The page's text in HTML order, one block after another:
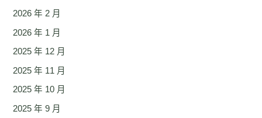
2026 年 2 月
2026 年 1 月
2025 年 12 月
2025 年 11 月
2025 年 10 月
2025 年 9 月